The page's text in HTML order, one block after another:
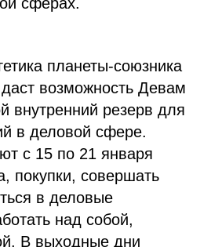
планеты-союзника
возможность Девам
внутренний резерв для
в деловой сфере.
с 15 по 21 января
покупки, совершать
в деловые
над собой,
В выходные дни